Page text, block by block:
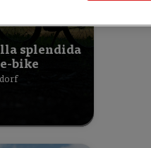
splendida
bike